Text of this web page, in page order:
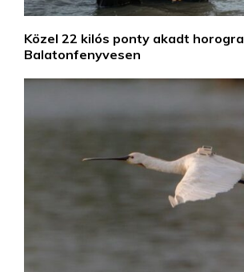
Közel 22 kilós ponty akadt horogra
Balatonfenyvesen